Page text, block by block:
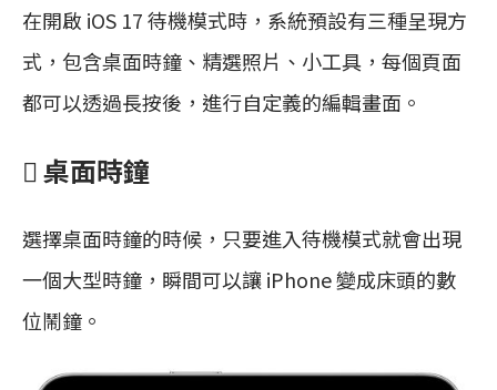
在開啟 iOS 17 待機模式時，系統預設有三種呈現方
式，包含桌面時鐘、精選照片、小工具，每個頁面
都可以透過長按後，進行自定義的編輯畫面。
 桌面時鐘
選擇桌面時鐘的時候，只要進入待機模式就會出現
一個大型時鐘，瞬間可以讓 iPhone 變成床頭的數
位鬧鐘。